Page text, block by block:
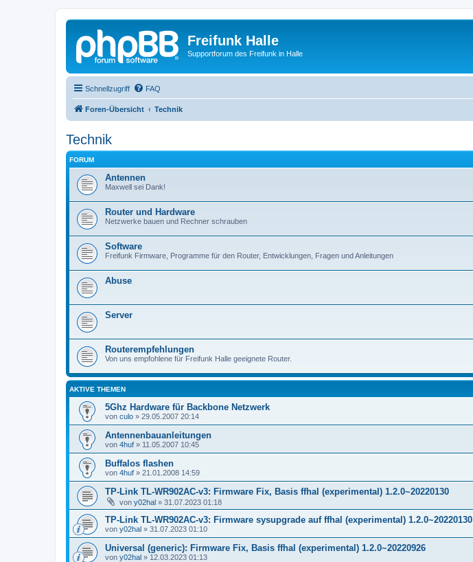
Freifunk Halle
Supportforum des Freifunk in Halle
Schnellzugriff FAQ
Foren-Übersicht Technik
Technik
FORUM
Antennen
Maxwell sei Dank!
Router und Hardware
Netzwerke bauen und Rechner schrauben
Software
Freifunk Firmware, Programme für den Router, Entwicklungen, Fragen und Anleitungen
Abuse
Server
Routerempfehlungen
Von uns empfohlene für Freifunk Halle geeignete Router.
AKTIVE THEMEN
5Ghz Hardware für Backbone Netzwerk
von culo » 29.05.2007 20:14
Antennenbauanleitungen
von 4huf » 11.05.2007 10:45
Buffalos flashen
von 4huf » 21.01.2008 14:59
TP-Link TL-WR902AC-v3: Firmware Fix, Basis ffhal (experimental) 1.2.0~20220130
von y02hal » 31.07.2023 01:18
TP-Link TL-WR902AC-v3: Firmware sysupgrade auf ffhal (experimental) 1.2.0~20220130
von y02hal » 31.07.2023 01:10
Universal (generic): Firmware Fix, Basis ffhal (experimental) 1.2.0~20220926
von y02hal » 12.03.2023 01:13